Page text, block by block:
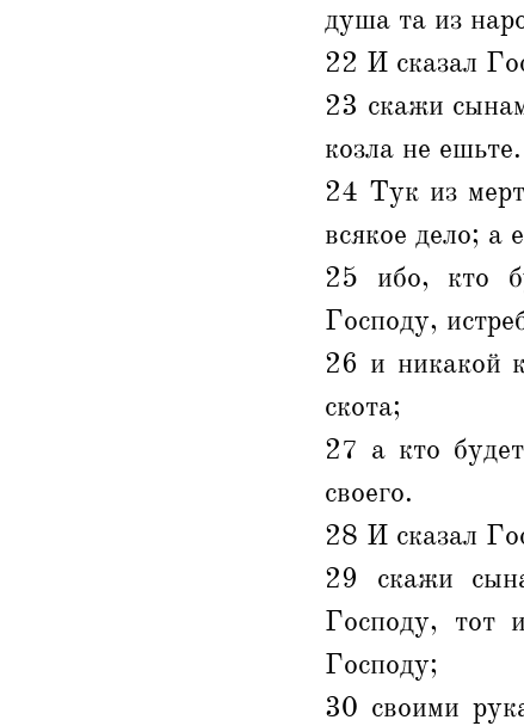
душа та из
22 И сказал
23 скажи
козла не ешьте.
24 Тук из
всякое дело; а
25 ибо, кто
Господу,
26 и никакой
скота;
27 а кто
своего.
28 И сказал
29 скажи
Господу, тот
Господу;
30 своими